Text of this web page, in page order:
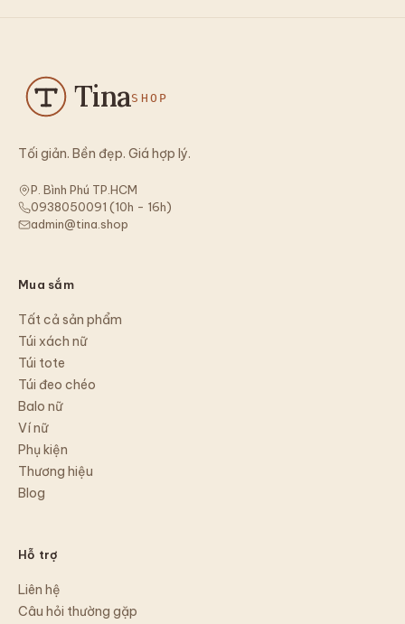
TinaSHOP
Tối giản. Bền đẹp. Giá hợp lý.
P. Bình Phú TP.HCM
0938050091 (10h - 16h)
admin@tina.shop
Mua sắm
Tất cả sản phẩm
Túi xách nữ
Túi tote
Túi đeo chéo
Balo nữ
Ví nữ
Phụ kiện
Thương hiệu
Blog
Hỗ trợ
Liên hệ
Câu hỏi thường gặp